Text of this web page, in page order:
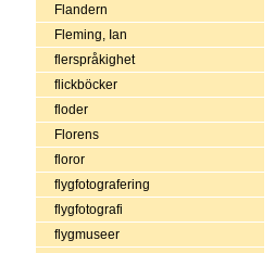
Flandern
Fleming, Ian
flerspråkighet
flickböcker
floder
Florens
floror
flygfotografering
flygfotografi
flygmuseer